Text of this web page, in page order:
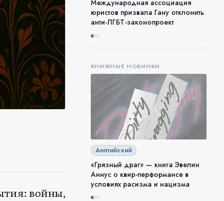
войны,
Международная ассоциация
юристов призвала Гану отклонить
анти-ЛГБТ-законопроект
КНИЖНЫЕ НОВИНКИ
Английский
«Грязный драг» — книга Эвелин
Аннус о квир-перформансе в
условиях расизма и нацизма